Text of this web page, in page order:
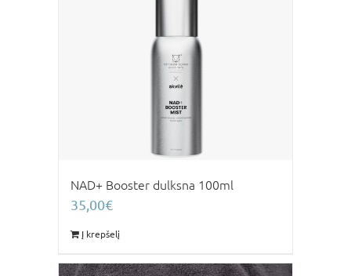
NAD+ Booster dulksna 100ml
35,00€
Į krepšelį